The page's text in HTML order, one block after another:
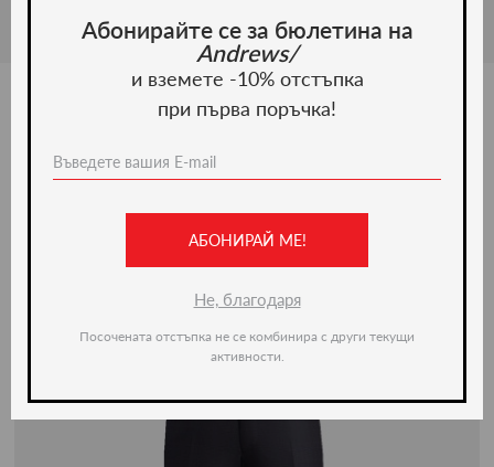
Ние препоръчваме
Абонирайте се за бюлетина на
Andrews/
и вземете -10% отстъпка
при първа поръчка!
АБОНИРАЙ МЕ!
Не, благодаря
Посочената отстъпка не се комбинира с други текущи
активности.